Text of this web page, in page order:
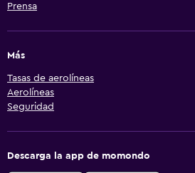
Prensa
Más
Tasas de aerolíneas
Aerolíneas
Seguridad
Descarga la app de momondo